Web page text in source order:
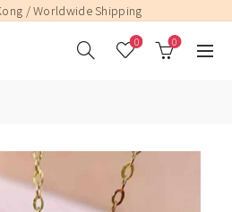
/ Worldwide Shipping
0 0